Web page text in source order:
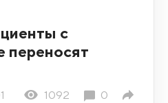
с
переносят
1092 0